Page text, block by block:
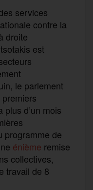
services
contre la
droite
est
le parlement
d’un mois
programme de
énième remise
collectives,
travail de 8